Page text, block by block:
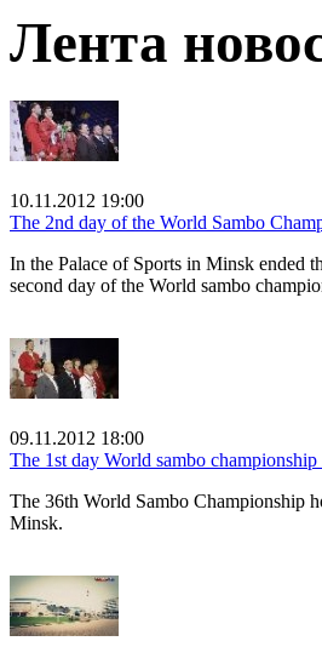
Лента
10.11.2012 19:00
The 2nd day of the World Sambo
In the Palace of Sports in Minsk ended
second day of the World sambo
09.11.2012 18:00
The 1st day World sambo championship
The 36th World Sambo Championship
Minsk.